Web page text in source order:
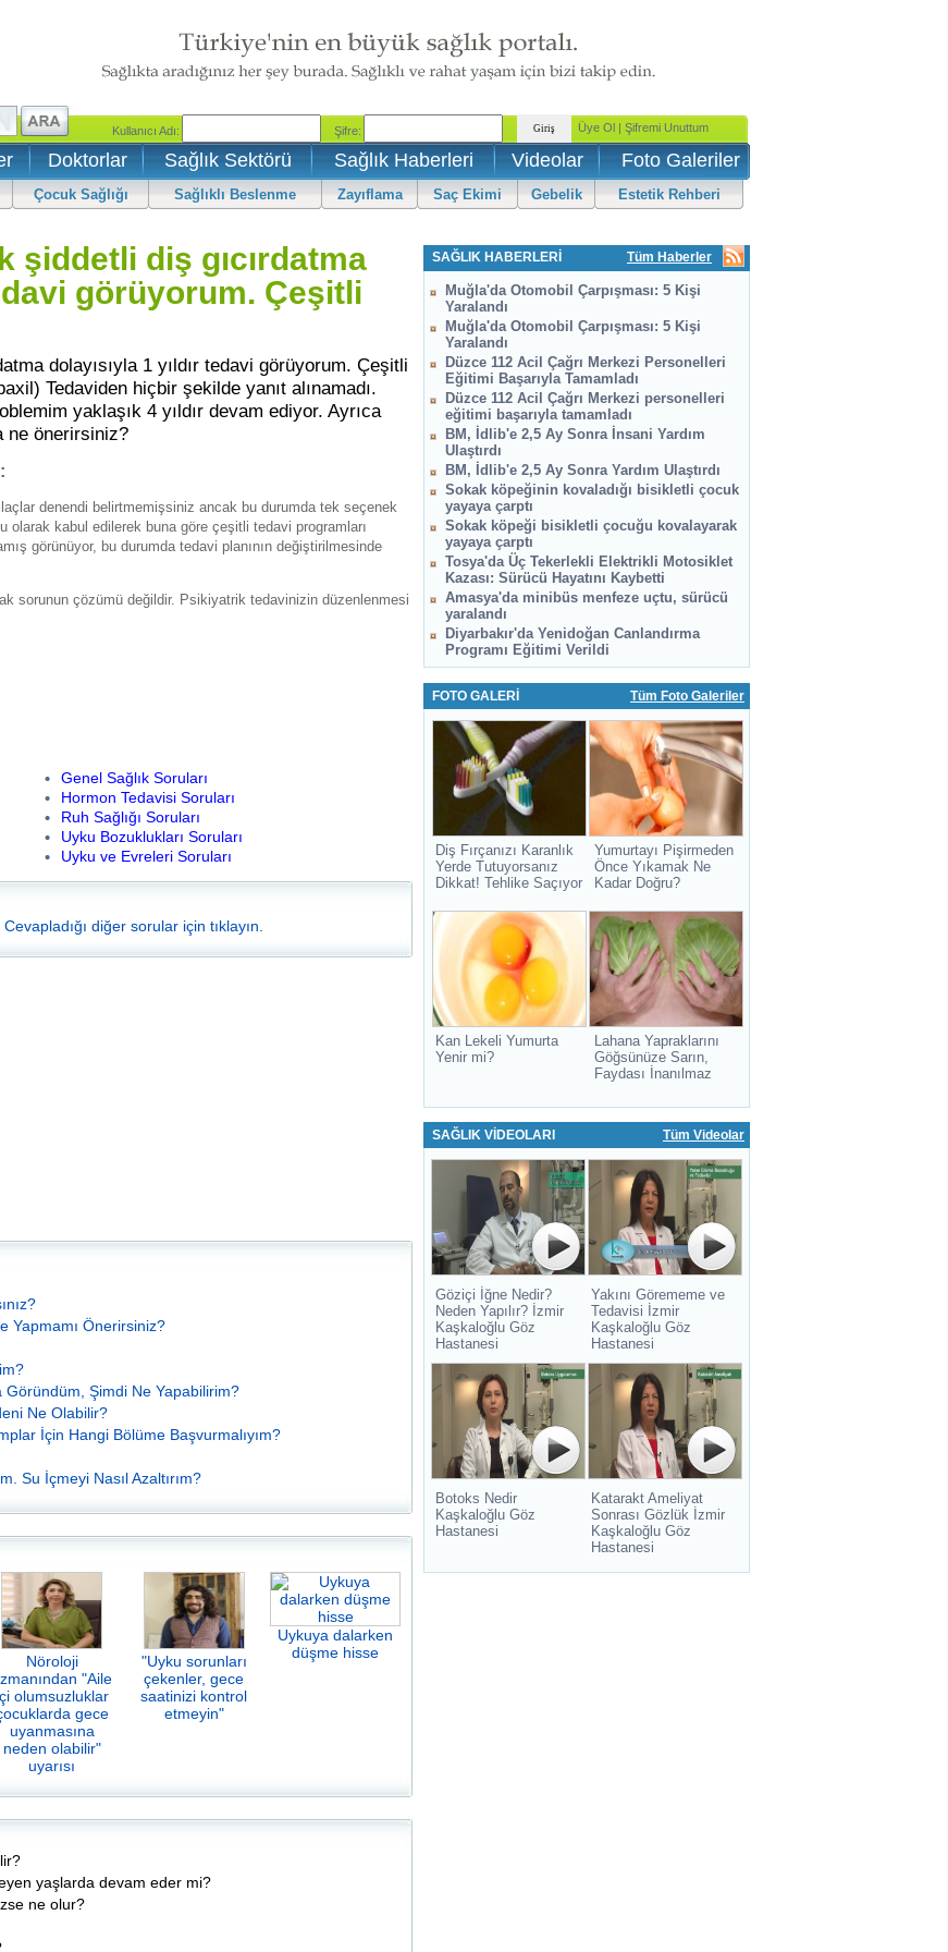
Doktorlar Sağlık Sektörü Sağlık Haberleri Videolar Foto Galeriler
Çocuk Sağlığı Sağlıklı Beslenme Zayıflama Saç Ekimi Gebelik Estetik Rehberi
şiddetli diş gıcırdatma
görüyorum. Çeşitli
dolayısıyla 1 yıldır tedavi görüyorum. Çeşitli
Tedaviden hiçbir şekilde yanıt alınamadı.
yaklaşık 4 yıldır devam ediyor. Ayrıca
ne önerirsiniz?
denendi belirtmemişsiniz ancak bu durumda tek seçenek
olarak kabul edilerek buna göre çeşitli tedavi programları
görünüyor, bu durumda tedavi planının değiştirilmesinde
sorunun çözümü değildir. Psikiyatrik tedavinizin düzenlenmesi
Genel Sağlık Soruları
Hormon Tedavisi Soruları
Ruh Sağlığı Soruları
Uyku Bozuklukları Soruları
Uyku ve Evreleri Soruları
Cevapladığı diğer sorular için tıklayın.
Yapmamı Önerirsiniz?
Şimdi Ne Yapabilirim?
Ne Olabilir?
İçin Hangi Bölüme Başvurmalıyım?
Su İçmeyi Nasıl Azaltırım?
Nöroloji
"Aile
olumsuzluklar
gece
uyanmasına
neden olabilir"
uyarısı
"Uyku sorunları
çekenler, gece
saatinizi kontrol
etmeyin"
Uykuya dalarken
düşme hisse
yaşlarda devam eder mi?
ne olur?
SAĞLIK HABERLERİ Tüm Haberler
Muğla'da Otomobil Çarpışması: 5 Kişi
Yaralandı
Muğla'da Otomobil Çarpışması: 5 Kişi
Yaralandı
Düzce 112 Acil Çağrı Merkezi Personelleri
Eğitimi Başarıyla Tamamladı
Düzce 112 Acil Çağrı Merkezi personelleri
eğitimi başarıyla tamamladı
BM, İdlib'e 2,5 Ay Sonra İnsani Yardım
Ulaştırdı
BM, İdlib'e 2,5 Ay Sonra Yardım Ulaştırdı
Sokak köpeğinin kovaladığı bisikletli çocuk
yayaya çarptı
Sokak köpeği bisikletli çocuğu kovalayarak
yayaya çarptı
Tosya'da Üç Tekerlekli Elektrikli Motosiklet
Kazası: Sürücü Hayatını Kaybetti
Amasya'da minibüs menfeze uçtu, sürücü
yaralandı
Diyarbakır'da Yenidoğan Canlandırma
Programı Eğitimi Verildi
FOTO GALERİ Tüm Foto Galeriler
Diş Fırçanızı Karanlık
Yerde Tutuyorsanız
Dikkat! Tehlike Saçıyor
Yumurtayı Pişirmeden
Önce Yıkamak Ne
Kadar Doğru?
Kan Lekeli Yumurta
Yenir mi?
Lahana Yapraklarını
Göğsünüze Sarın,
Faydası İnanılmaz
SAĞLIK VİDEOLARI Tüm Videolar
Göziçi İğne Nedir?
Neden Yapılır? İzmir
Kaşkaloğlu Göz
Hastanesi
Yakını Görememe ve
Tedavisi İzmir
Kaşkaloğlu Göz
Hastanesi
Botoks Nedir
Kaşkaloğlu Göz
Hastanesi
Katarakt Ameliyat
Sonrası Gözlük İzmir
Kaşkaloğlu Göz
Hastanesi